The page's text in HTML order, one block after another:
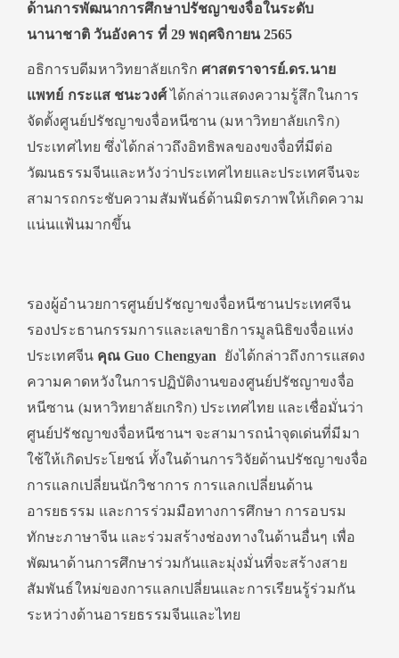
ด้านการพัฒนาการศึกษาปรัชญาขงจื่อในระดับ
นานาชาติ วันอังคาร ที่ 29 พฤศจิกายน 2565
อธิการบดีมหาวิทยาลัยเกริกศาสตราจารย์.ดร.นาย
แพทย์ กระแส ชนะวงศ์ได้กล่าวแสดงความรู้สึกในการ
จัดตั้งศูนย์ปรัชญาขงจื่อหนีซาน (มหาวิทยาลัยเกริก)
ประเทศไทย ซึ่งได้กล่าวถึงอิทธิพลของขงจื่อที่มีต่อ
วัฒนธรรมจีนและหวังว่าประเทศไทยและประเทศจีนจะ
สามารถกระชับความสัมพันธ์ด้านมิตรภาพให้เกิดความ
แน่นแฟ้นมากขึ้น
รองผู้อำนวยการศูนย์ปรัชญาขงจื่อหนีซานประเทศจีน
รองประธานกรรมการและเลขาธิการมูลนิธิขงจื่อแห่ง
ประเทศจีน คุณ Guo Chengyan
ยังได้กล่าวถึงการแสดง
ความคาดหวังในการปฏิบัติงานของศูนย์ปรัชญาขงจื่อ
หนีซาน (มหาวิทยาลัยเกริก) ประเทศไทย และเชื่อมั่นว่า
ศูนย์ปรัชญาขงจื่อหนีซานฯ จะสามารถนำจุดเด่นที่มีมา
ใช้ให้เกิดประโยชน์ ทั้งในด้านการวิจัยด้านปรัชญาขงจื่อ
การแลกเปลี่ยนนักวิชาการ การแลกเปลี่ยนด้าน
อารยธรรม และการร่วมมือทางการศึกษา การอบรม
ทักษะภาษาจีน และร่วมสร้างช่องทางในด้านอื่นๆ เพื่อ
พัฒนาด้านการศึกษาร่วมกันและมุ่งมั่นที่จะสร้างสาย
สัมพันธ์ใหม่ของการแลกเปลี่ยนและการเรียนรู้ร่วมกัน
ระหว่างด้านอารยธรรมจีนและไทย